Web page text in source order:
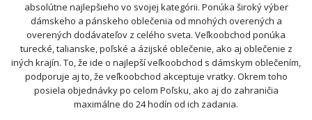
absolútne najlepšieho vo svojej kategórii. Ponúka široký výber
dámskeho a pánskeho oblečenia od mnohých overených a
overených dodávateľov z celého sveta. Veľkoobchod ponúka
turecké, talianske, poľské a ázijské oblečenie, ako aj oblečenie z
iných krajín. To, že ide o najlepší veľkoobchod s dámskym oblečením,
podporuje aj to, že veľkoobchod akceptuje vratky. Okrem toho
posiela objednávky po celom Poľsku, ako aj do zahraničia
maximálne do 24 hodín od ich zadania.